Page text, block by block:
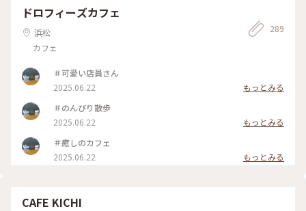
節によってメニューが変わったり、美味しいパンがたくさんあ
ります🥐☕️✨ #伊豆 #Bakery&Table東府や #天城 #足湯 #パン
#カフェ #紅葉 #温泉 #リゾート宿 #東府や #秋の色彩 #老舗旅
ドロフィーズカフェ
浜松
カフェ
289
＃可愛い店員さん
2025.06.22
もっとみる
＃のんびり散歩
2025.06.22
もっとみる
＃癒しのカフェ
2025.06.22
もっとみる
CAFE KICHI